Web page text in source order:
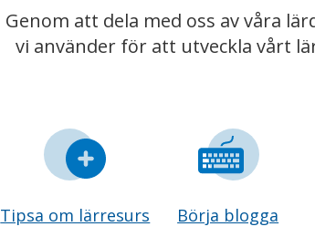
Genom att dela med oss av våra
vi använder för att utveckla vårt
Tipsa om lärresurs Börja blogga